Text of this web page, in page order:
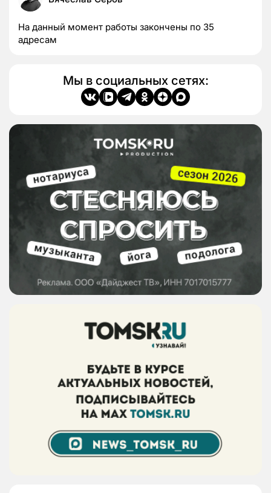
На данный момент работы закончены по 35
адресам
Мы в социальных сетях: